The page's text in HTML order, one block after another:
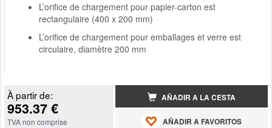
L’orifice de chargement pour papier-carton est
rectangulaire (400 x 200 mm)
L’orifice de chargement pour emballages et verre est
circulaire, diamètre 200 mm
À partir de:
953.37 €
TVA non comprise
AÑADIR A LA CESTA
AÑADIR A FAVORITOS